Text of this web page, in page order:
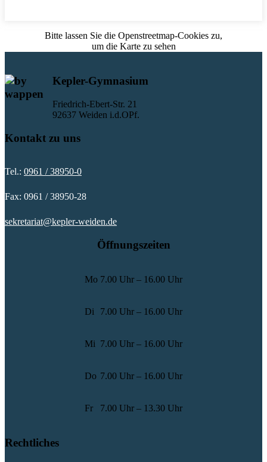
Bitte lassen Sie die Openstreetmap-Cookies zu,
um die Karte zu sehen
Kepler-Gymnasium
Friedrich-Ebert-Str. 21
92637 Weiden i.d.OPf.
Kontakt zu uns
Tel.: 0961 / 38950-0
Fax: 0961 / 38950-28
sekretariat@kepler-weiden.de
Öffnungszeiten
Mo 7.00 Uhr – 16.00 Uhr
Di 7.00 Uhr – 16.00 Uhr
Mi 7.00 Uhr – 16.00 Uhr
Do 7.00 Uhr – 16.00 Uhr
Fr 7.00 Uhr – 13.30 Uhr
Rechtliches